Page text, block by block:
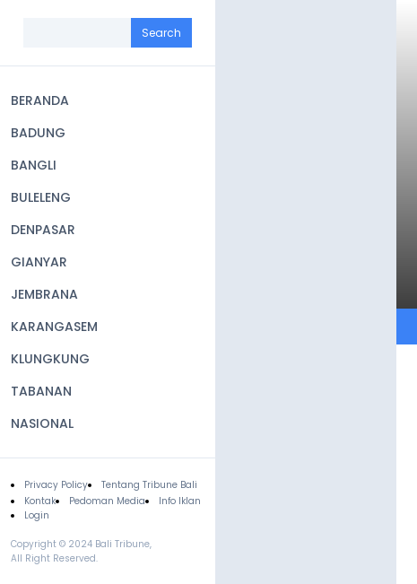
navigation
BERANDA
BADUNG
BANGLI
BULELENG
DENPASAR
GIANYAR
JEMBRANA
KARANGASEM
KLUNGKUNG
TABANAN
NASIONAL
Footer
Privacy Policy
Tentang Tribune Bali
Kontak
Pedoman Media
Info Iklan
Login
Copyright © 2024 Bali Tribune,
All Right Reserved.